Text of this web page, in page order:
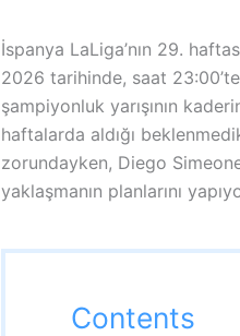
İspanya LaLiga’nın 29.
2026 tarihinde, saat
şampiyonluk yarışının
haftalarda aldığı
zorundayken, Diego
yaklaşmanın planlarını
Contents